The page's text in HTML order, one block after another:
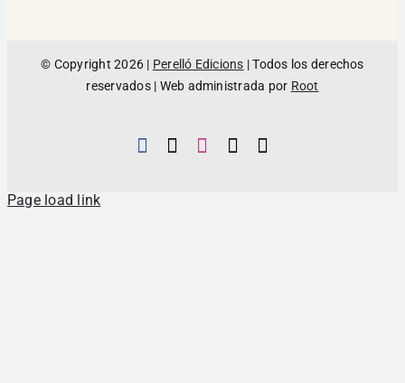
© Copyright 2026 | Perelló Edicions | Todos los derechos
reservados | Web administrada por Root
Page load link